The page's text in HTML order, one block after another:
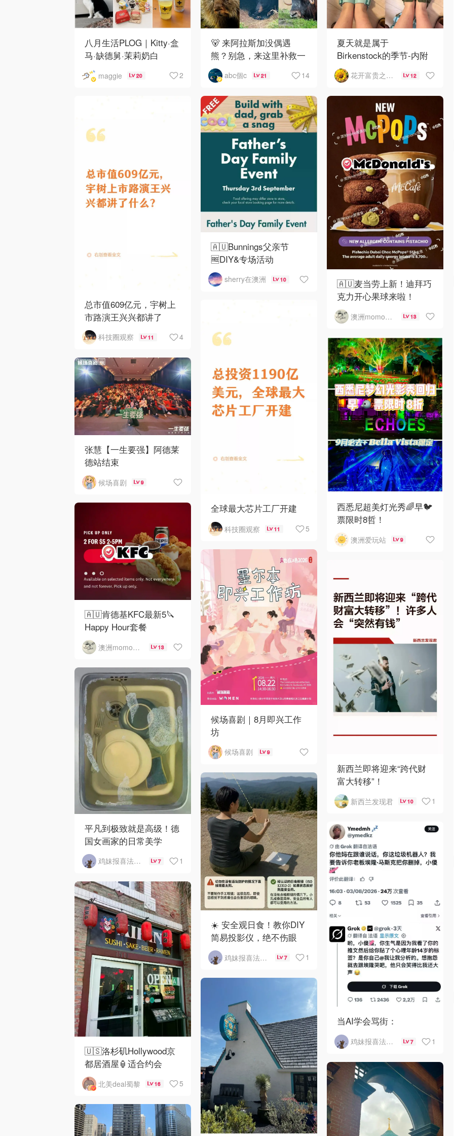
八月生活PLOG｜Kitty·盒
马·缺德舅·茉莉奶白
·Costco·Wendy's
maggie 20 2
🐻 来阿拉斯加没偶遇
熊？别急，来这里补救一
下！
abc個c 21 14
夏天就是属于
Birkenstock的季节-内附
如何选择
花开富贵之Mo个Mo 12
总市值609亿元，宇树上
市路演王兴兴都讲了
科技圈观察 11 4
🇦🇺Bunnings父亲节
🆓DIY&专场活动
sherry在澳洲 10
🇦🇺麦当劳上新！迪拜巧
克力开心果球来啦！
澳洲momo爱吃 13
全球最大芯片工厂开建
科技圈观察 11 5
西悉尼超美灯光秀🌈早🐦
票限时8哲！
澳洲爱玩站 9
张慧【一生要强】阿德莱
德站结束
候场喜剧 9
🇦🇺肯德基KFC最新5🔪
Happy Hour套餐
澳洲momo爱吃 13
候场喜剧｜8月即兴工作
坊
候场喜剧 9
新西兰即将迎来“跨代财
富大转移”！
新西兰发现君 10 1
平凡到极致就是高级！德
国女画家的日常美学
鸡妹报喜法国实用信息版 7 1
☀️ 安全观日食！教你DIY
简易投影仪，绝不伤眼
鸡妹报喜法国实用信息版 7 1
当AI学会骂街：
鸡妹报喜法国实用信息版 7 1
🇺🇸洛杉矶Hollywood京
都居酒屋🏮适合约会
北美deal蜀黎 16 5